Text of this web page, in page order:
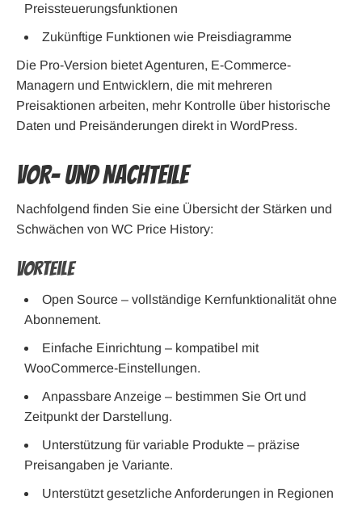
Preissteuerungsfunktionen
Zukünftige Funktionen wie Preisdiagramme
Die Pro-Version bietet Agenturen, E-Commerce-
Managern und Entwicklern, die mit mehreren
Preisaktionen arbeiten, mehr Kontrolle über historische
Daten und Preisänderungen direkt in WordPress.
Vor- und Nachteile
Nachfolgend finden Sie eine Übersicht der Stärken und
Schwächen von WC Price History:
Vorteile
Open Source – vollständige Kernfunktionalität ohne
Abonnement.
Einfache Einrichtung – kompatibel mit
WooCommerce-Einstellungen.
Anpassbare Anzeige – bestimmen Sie Ort und
Zeitpunkt der Darstellung.
Unterstützung für variable Produkte – präzise
Preisangaben je Variante.
Unterstützt gesetzliche Anforderungen in Regionen